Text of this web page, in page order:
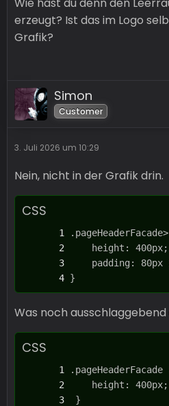
erzeugt? Ist das im Logo
Grafik?
Simon
Customer
3. Juli 2026 um 10:29
Nein, nicht in der Grafik drin.
CSS
}
Was noch ausschlaggebend
CSS
}